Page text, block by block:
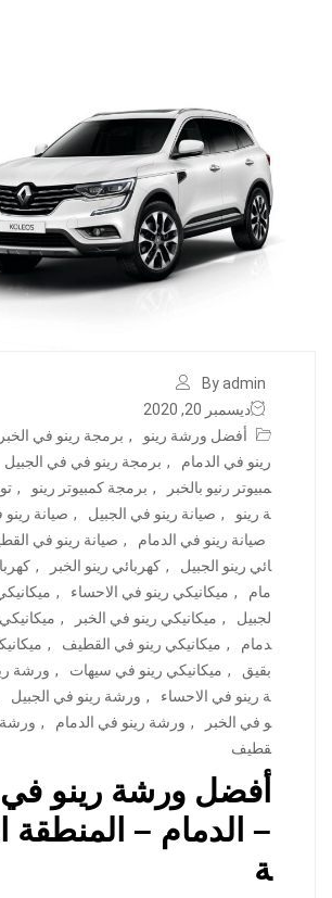
By admin
ديسمبر 20, 2020
أفضل ورشة رينو
, برمجة رينو في الخبر
رينو في الدمام
, برمجة رينو في في الجبيل
مبيوتر رنيو بالخبر
, برمجة كمبيوتر رينو ,
ة رينو
, صيانة رينو في الجبيل , صيانة رينو
صيانة رينو في الدمام
, صيانة رينو في
ائي رينو الجبيل
, كهربائي رينو الخبر ,
مام
, ميكانيكي رينو في الاحساء ,
لجبيل
, ميكانيكي رينو في الخبر ,
دمام
, ميكانيكي رينو في القطيف ,
بقيق
, ميكانيكي رينو في سيهات , ورشة
ة رينو في الاحساء
, ورشة رينو في الجبيل
و في الخبر
, ورشة رينو في الدمام , ورشة
قطيف
أفضل ورشة رينو في
– الدمام – المنطقة
ة